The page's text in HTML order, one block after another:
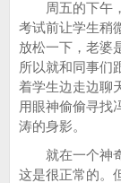
周五的下午，
考试前让学生稍
放松一下，老婆
所以就和同事们
着学生边走边聊
用眼神偷偷寻找
涛的身影。
就在一个神奇
这是很正常的。